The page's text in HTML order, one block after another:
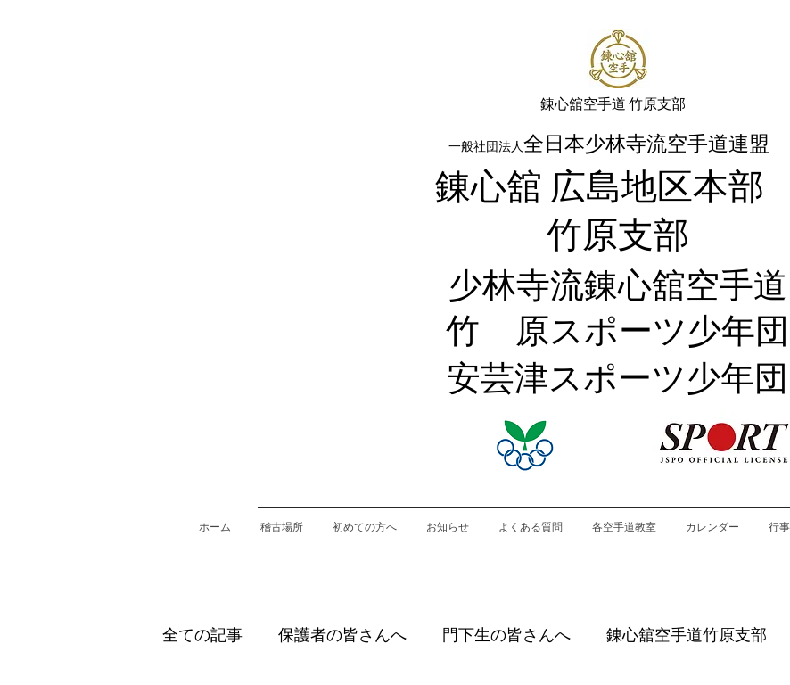
​錬心舘空手道 竹原支部
一般社団法人全日本少林寺流空手道連盟
錬心舘 広島地区本部
​竹原支部
少林寺流錬心舘空手道
竹 原スポーツ少年団
​安芸津スポーツ少年団
ホーム 稽古場所 初めての方へ お知らせ よくある質問 各空手道教室 カレンダー 行
全ての記事 保護者の皆さんへ 門下生の皆さんへ 錬心舘空手道竹原支部